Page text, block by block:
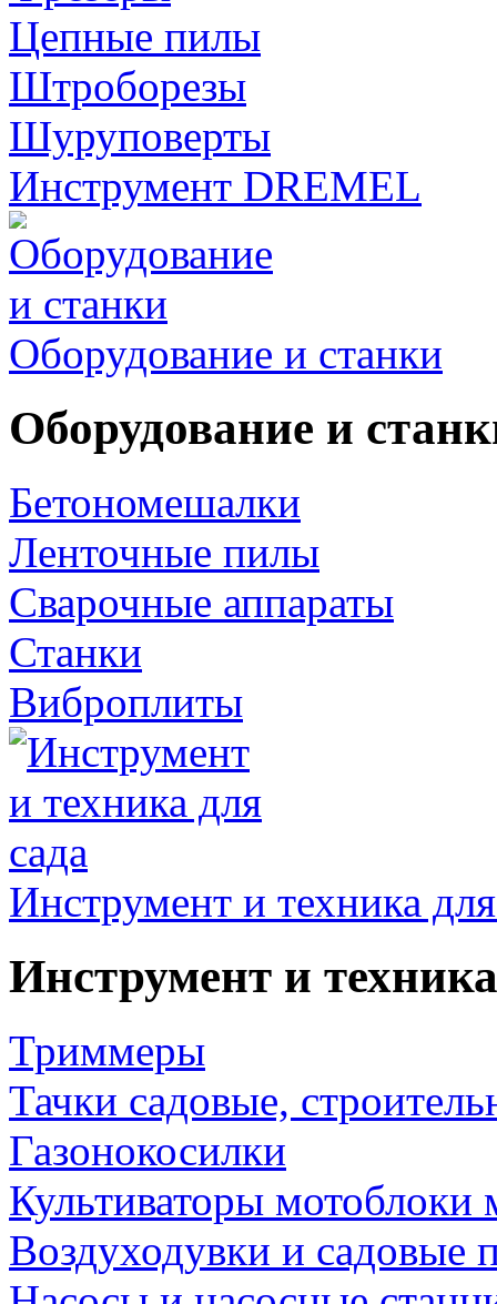
Цепные пилы
Штроборезы
Шуруповерты
Инструмент DREMEL
Оборудование и станки
Оборудование и
Бетономешалки
Ленточные пилы
Сварочные аппараты
Станки
Виброплиты
Инструмент и техника
Инструмент и
Триммеры
Тачки садовые,
Газонокосилки
Культиваторы мотоблоки
Воздуходувки и садовые